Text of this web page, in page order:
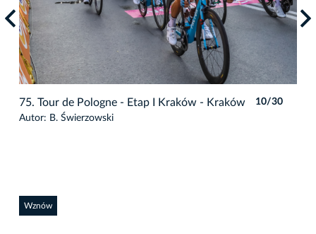
75. Tour de Pologne - Etap I Kraków - Kraków
Autor: B. Świerzowski
10/30
Wznów